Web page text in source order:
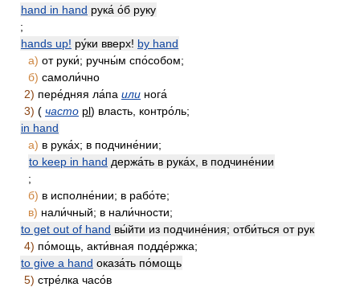
hand in hand рука́ о́б руку
;
hands up! ру́ки вверх! by hand
а) от руки́; ручны́м спо́собом;
б) самоли́чно
2) пере́дняя ла́па или нога́
3) ( часто pl) власть, контро́ль;
in hand
а) в рука́х; в подчине́нии;
to keep in hand держа́ть в рука́х, в подчине́нии
;
б) в исполне́нии; в рабо́те;
в) нали́чный; в нали́чности;
to get out of hand вы́йти из подчине́ния; отби́ться от рук
4) по́мощь, акти́вная подде́ржка;
to give a hand оказа́ть по́мощь
5) стре́лка часо́в